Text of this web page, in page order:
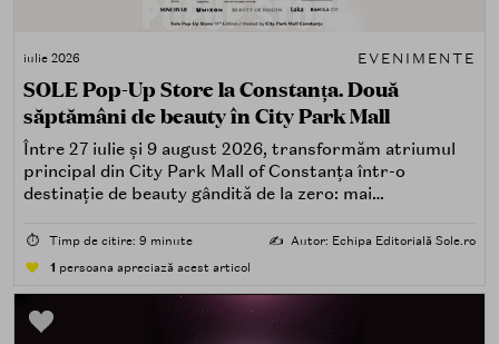
iulie 2026 EVENIMENTE
SOLE Pop-Up Store la Constanța. Două
săptămâni de beauty în City Park Mall
Între 27 iulie și 9 august 2026, transformăm atriumul
principal din City Park Mall of Constanța într-o
destinație de beauty gândită de la zero: mai
care îți place, de fapt, să descoperi produse — testând,
atingând, comparând, întrebând.
⏱️ Timp de citire: 9 minute ✍️ Autor: Echipa Editorială Sole.ro
1 persoana apreciază acest articol